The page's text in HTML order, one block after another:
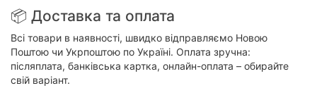
📦 Доставка та оплата
Всі товари в наявності, швидко відправляємо Новою
Поштою чи Укрпоштою по Україні. Оплата зручна:
післяплата, банківська картка, онлайн-оплата – обирайте
свій варіант.